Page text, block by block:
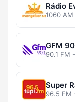
Rádio
1060 AM
GFM
90.1 FM
Super
96.5 FM